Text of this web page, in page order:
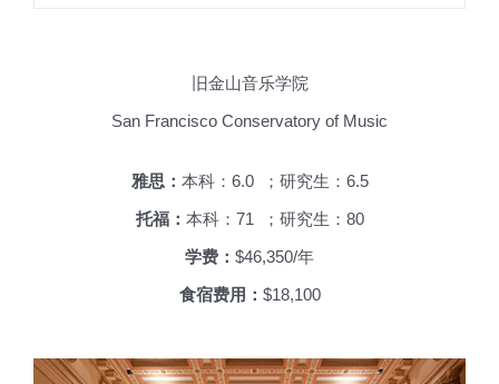
旧金山音乐学院
San Francisco Conservatory of Music
雅思： 本科：6.0 ；研究生：6.5
托福： 本科：71 ；研究生：80
学费： $46,350/年
食宿费用： $18,100